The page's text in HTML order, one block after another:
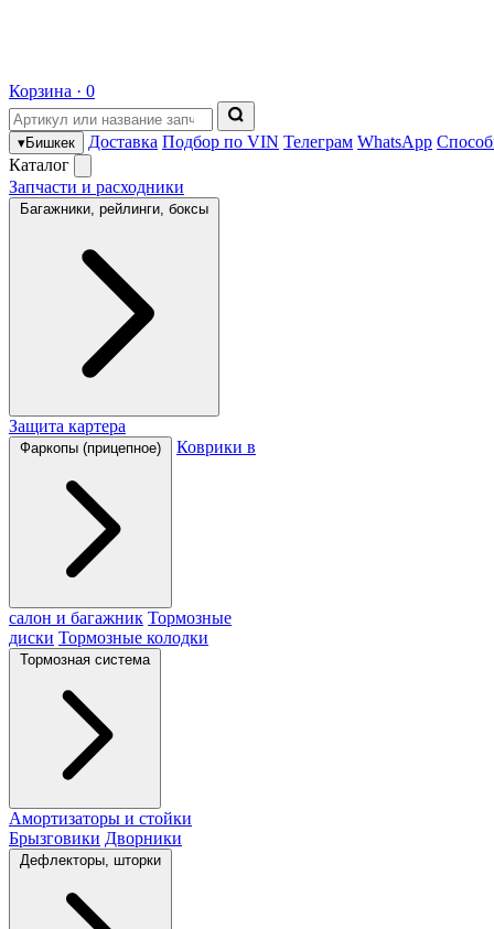
Корзина · 0
▾Бишкек Доставка Подбор по VIN Телеграм WhatsApp
Каталог
Запчасти и расходники
Багажники, рейлинги, боксы
Защита картера
Фаркопы (прицепное) Коврики в
салон и багажник Тормозные
диски Тормозные колодки
Тормозная система
Амортизаторы и стойки
Брызговики Дворники
Дефлекторы, шторки